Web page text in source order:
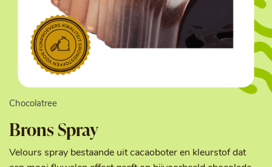
Chocolatree
Brons Spray
Velours spray bestaande uit cacaoboter en kleurstof dat